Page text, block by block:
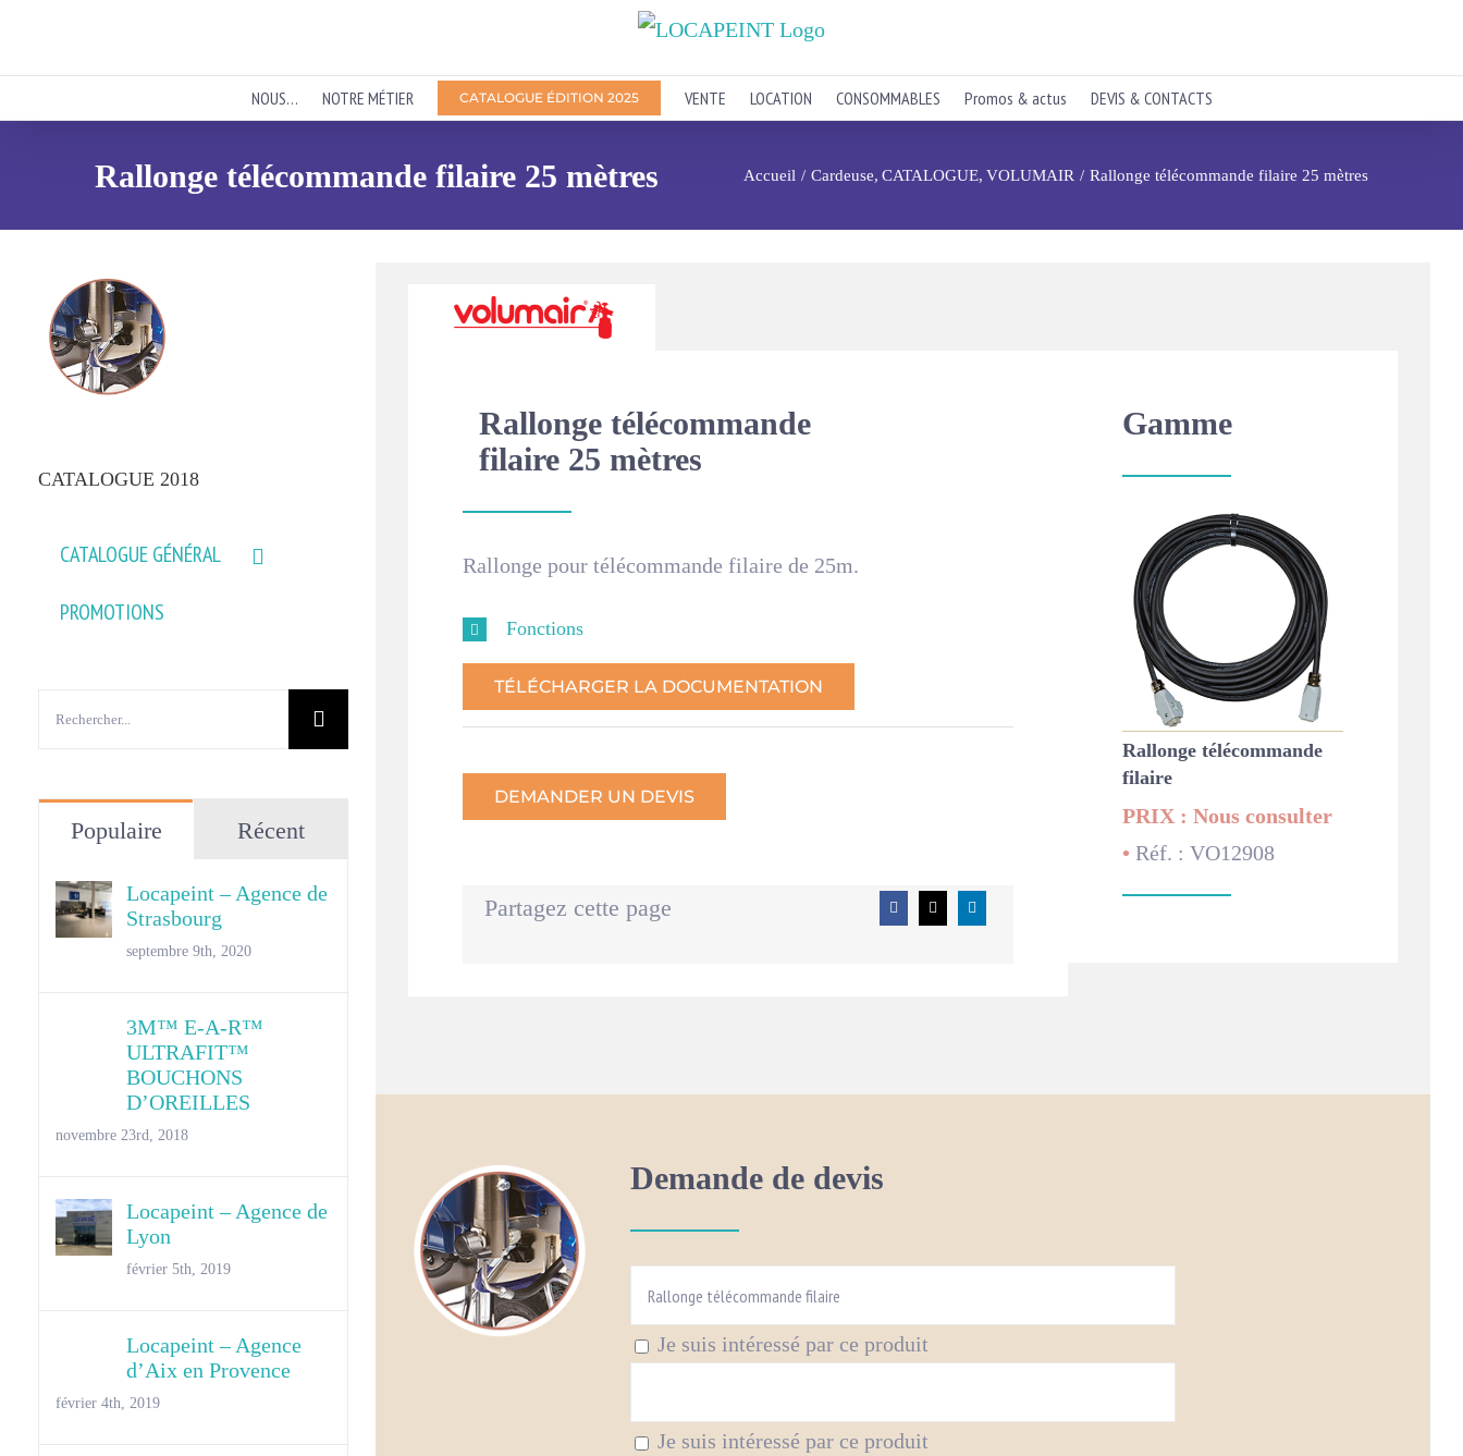
NOUS… NOTRE MÉTIER CATALOGUE ÉDITION 2025 VENTE LOCATION CONSOMMABLES Promos & actus DEVIS & CONTACTS
Rallonge télécommande filaire 25 mètres Accueil Cardeuse CATALOGUE VOLUMAIR Rallonge télécommande filaire 25 mètres
Rallonge télécommande
filaire 25 mètres
Rallonge pour télécommande filaire de 25m.
Fonctions
TÉLÉCHARGER LA DOCUMENTATION
DEMANDER UN DEVIS
Partagez cette page
Gamme
Rallonge télécommande
filaire
PRIX : Nous consulter
• Réf. : VO12908
Demande de devis
Je suis intéressé par ce produit
Je suis intéressé par ce produit
CATALOGUE 2018
CATALOGUE GÉNÉRAL
PROMOTIONS
Populaire Récent
Locapeint – Agence de
Strasbourg
septembre 9th, 2020
3M™ E-A-R™
ULTRAFIT™
BOUCHONS
D’OREILLES
novembre 23rd, 2018
Locapeint – Agence de
Lyon
février 5th, 2019
Locapeint – Agence
d’Aix en Provence
février 4th, 2019